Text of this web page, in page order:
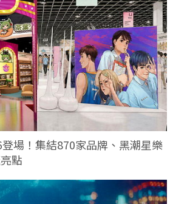
場！集結870家品牌、黑潮星樂
點